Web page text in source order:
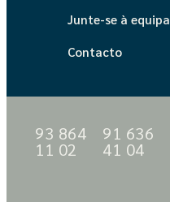
Junte-se à equipa
Contacto
93 864
11 02
91 636
41 04